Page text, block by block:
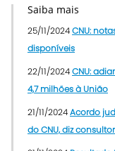
Saiba mais
25/11/2024CNU:
disponíveis
22/11/2024CNU:
4,7 milhões à União
21/11/2024Acordo
do CNU, diz